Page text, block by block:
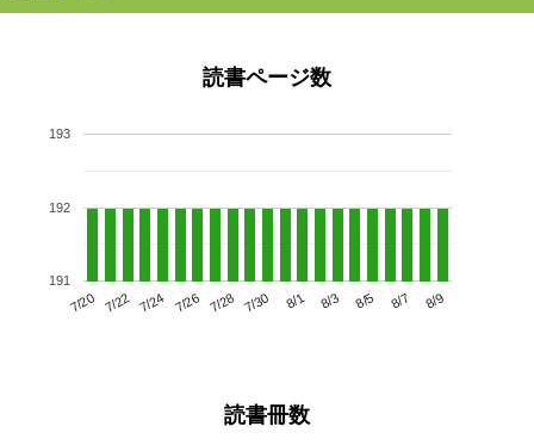
読書ページ数
7/20 7/22 7/24 7/26 7/28 7/30 8/1 8/3 8/5 8/7 8/9
191
192
193
読書冊数